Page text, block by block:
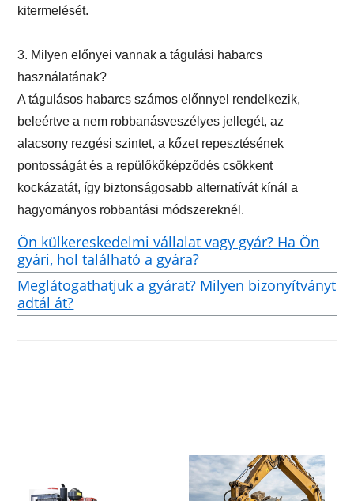
kitermelését.
3. Milyen előnyei vannak a tágulási habarcs
használatának?
A tágulásos habarcs számos előnnyel rendelkezik,
beleértve a nem robbanásveszélyes jellegét, az
alacsony rezgési szintet, a kőzet repesztésének
pontosságát és a repülőkőképződés csökkent
kockázatát, így biztonságosabb alternatívát kínál a
hagyományos robbantási módszereknél.
Ön külkereskedelmi vállalat vagy gyár? Ha Ön
gyári, hol található a gyára?
Meglátogathatjuk a gyárat? Milyen bizonyítványt
adtál át?